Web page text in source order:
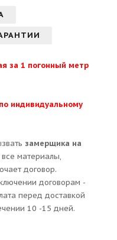
за 1 погонный метр
индивидуальному
замерщика на
материалы,
договор.
договорам -
перед доставкой
10 -15 дней.